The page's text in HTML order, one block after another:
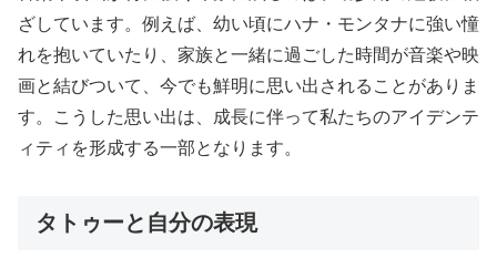
ざしています。例えば、幼い頃にハナ・モンタナに強い憧
れを抱いていたり、家族と一緒に過ごした時間が音楽や映
画と結びついて、今でも鮮明に思い出されることがありま
す。こうした思い出は、成長に伴って私たちのアイデンテ
ィティを形成する一部となります。
タトゥーと自分の表現